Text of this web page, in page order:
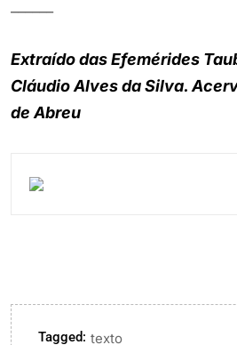
Extraído das Efemérides
Cláudio Alves da Silva.
de Abreu
Tagged: texto